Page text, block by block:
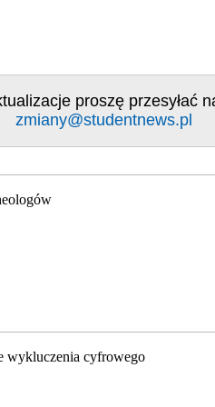
proszę przesyłać
zmiany@studentnews.pl
wykluczenia cyfrowego